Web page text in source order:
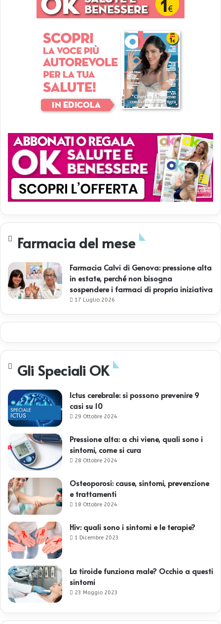
Farmacia del mese
Farmacia Calvi di Genova: pressione alta
in estate, perché non bisogna
sospendere i farmaci di propria iniziativa
17 Luglio 2026
Gli Speciali OK
Ictus cerebrale: si possono prevenire 9
casi su 10
29 Ottobre 2024
Pressione alta: a chi viene, quali sono i
sintomi, come si cura
28 Ottobre 2024
Osteoporosi: cause, sintomi, prevenzione
e trattamenti
18 Ottobre 2024
Hiv: quali sono i sintomi e le terapie?
1 Dicembre 2023
La tiroide funziona male? Occhio a questi
sintomi
23 Maggio 2023